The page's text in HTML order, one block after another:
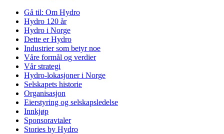
Gå til: Om Hydro
Hydro 120 år
Hydro i Norge
Dette er Hydro
Industrier som betyr noe
Våre formål og verdier
Vår strategi
Hydro-lokasjoner i Norge
Selskapets historie
Organisasjon
Eierstyring og selskapsledelse
Innkjøp
Sponsoravtaler
Stories by Hydro